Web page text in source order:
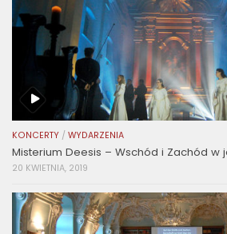
KONCERTY / WYDARZENIA
Misterium Deesis – Wschód i Zachód w
20 KWIETNIA, 2019